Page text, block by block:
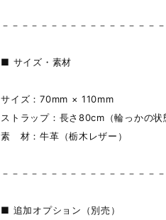
－－－－－－－－－－－－－－－－－
■ サイズ・素材
サイズ：70mm × 110mm
ストラップ：長さ80cm（輪っかの状
素 材：牛革（栃木レザー）
－－－－－－－－－－－－－－－－－
■ 追加オプション（別売）